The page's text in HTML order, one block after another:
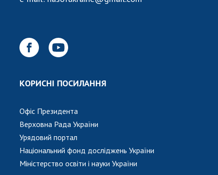
КОРИСНІ ПОСИЛАННЯ
Офіс Президента
Верховна Рада України
Урядовий портал
Національний фонд досліджень України
Міністерство освіти і науки України